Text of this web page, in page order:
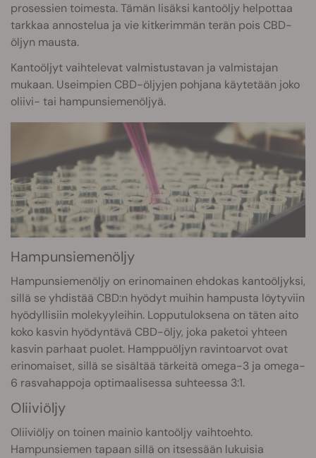
prosessien toimesta. Tämän lisäksi kantoöljy helpottaa
tarkkaa annostelua ja vie kitkerimmän terän pois CBD-
öljyn mausta.
Kantoöljyt vaihtelevat valmistustavan ja valmistajan
mukaan. Useimpien CBD-öljyjen pohjana käytetään joko
oliivi- tai hampunsiemenöljyä.
Hampunsiemenöljy
Hampunsiemenöljy on erinomainen ehdokas kantoöljyksi,
sillä se yhdistää CBD:n hyödyt muihin hampusta löytyviin
hyödyllisiin molekyyleihin. Lopputuloksena on täten aito
koko kasvin hyödyntävä CBD-öljy, joka paketoi yhteen
kasvin parhaat puolet. Hamppuöljyn ravintoarvot ovat
erinomaiset, sillä se sisältää tärkeitä omega-3 ja omega-
6 rasvahappoja optimaalisessa suhteessa 3:1.
Oliiviöljy
Oliiviöljy on toinen mainio kantoöljy vaihtoehto.
Hampunsiemen tapaan sillä on itsessään lukuisia